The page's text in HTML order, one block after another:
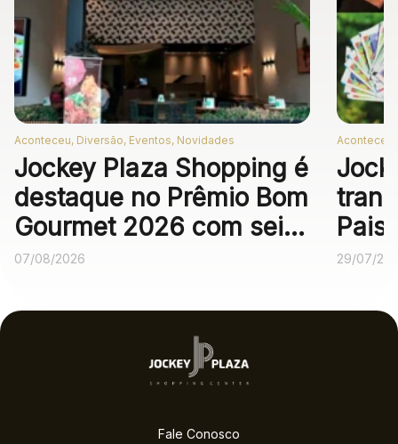
Aconteceu, Diversão, Eventos, Novidades
Jockey Plaza Shopping é
destaque no Prêmio Bom
Gourmet 2026 com seis
operações
melhores no voto
07/08/2026
Pais
29/07/
Fale Conosco